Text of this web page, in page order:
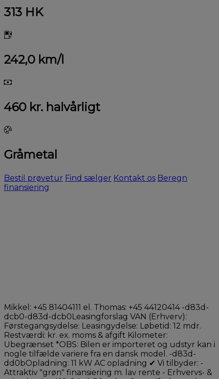
313 HK
242,0 km/l
460 kr. halvårligt
Gråmetal
Bestil prøvetur Find sælger Kontakt os Beregn
finansiering
Mikkel: +45 81404111 el. Thomas: +45 44120414 -d83d-
dcb0-d83d-dcb0Leasingforslag VAN (Erhverv):
Førstegangsydelse: Leasingydelse: Løbetid: 12 mdr.
Restværdi: kr. ex. moms & afgift Kilometer:
Ubegrænset *OBS: Bilen er importeret og udstyr kan i
nogle tilfælde variere fra en dansk model. -d83d-
dd0bOpladning: 11 kW AC opladning ✔ Vi tilbyder: -
Attraktiv "grøn" finansiering m. lav rente - Erhvervs- &